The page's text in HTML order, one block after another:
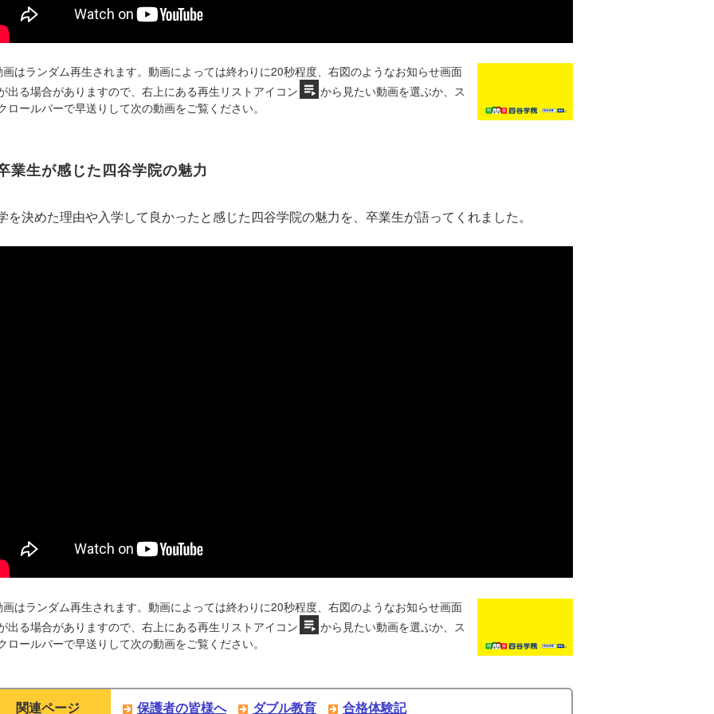
画はランダム再生されます。動画によっては終わりに20秒程度、右図のようなお知らせ画面
出る場合がありますので、右上にある再生リストアイコン
から見たい動画を選ぶか、ス
ロールバーで早送りして次の動画をご覧ください。
業生が感じた四谷学院の魅力
を決めた理由や入学して良かったと感じた四谷学院の魅力を、卒業生が語ってくれました。
画はランダム再生されます。動画によっては終わりに20秒程度、右図のようなお知らせ画面
出る場合がありますので、右上にある再生リストアイコン
から見たい動画を選ぶか、ス
ロールバーで早送りして次の動画をご覧ください。
関連ページ 保護者の皆様へ ダブル教育 合格体験記